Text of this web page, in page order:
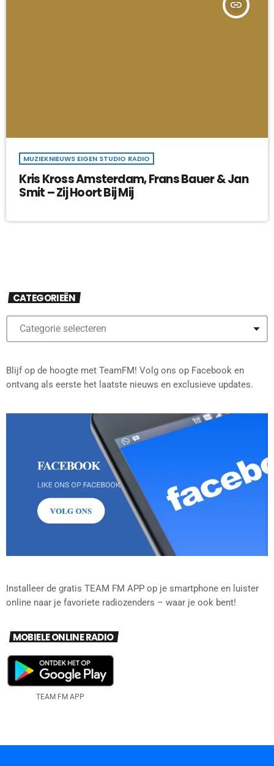
insert_link
MUZIEKNIEUWS EIGEN STUDIO RADIO
Kris Kross Amsterdam, Frans Bauer & Jan
Smit – Zij Hoort Bij Mij
CATEGORIEËN
Blijf op de hoogte met TeamFM! Volg ons op Facebook en
ontvang als eerste het laatste nieuws en exclusieve updates.
Installeer de gratis TEAM FM APP op je smartphone en luister
online naar je favoriete radiozenders – waar je ook bent!
MOBIELE ONLINE RADIO
TEAM FM APP